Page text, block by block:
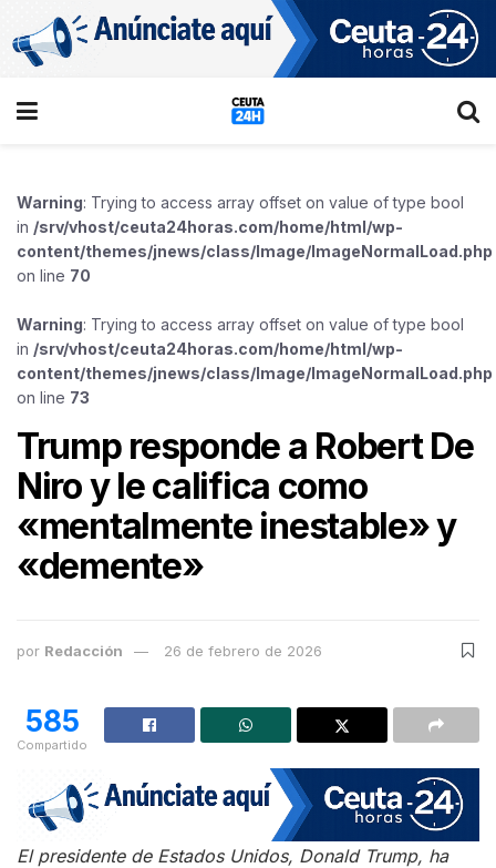
Warning: Trying to access array offset on value of type bool
in /srv/vhost/ceuta24horas.com/home/html/wp-
content/themes/jnews/class/Image/ImageNormalLoad.php
on line 70
Warning: Trying to access array offset on value of type bool
in /srv/vhost/ceuta24horas.com/home/html/wp-
content/themes/jnews/class/Image/ImageNormalLoad.php
on line 73
Trump responde a Robert De
Niro y le califica como
«mentalmente inestable» y
«demente»
por Redacción 26 de febrero de 2026
585
Compartido
El presidente de Estados Unidos, Donald Trump, ha